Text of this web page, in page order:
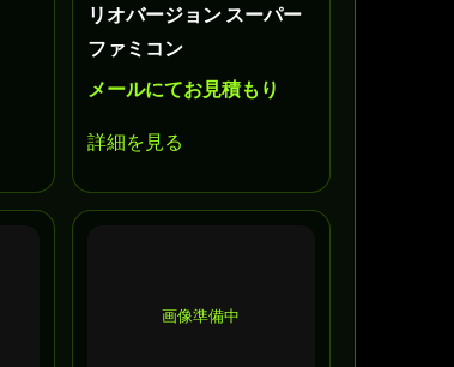
リオバージョン スーパー
ファミコン
メールにてお見積もり
詳細を見る
画像準備中